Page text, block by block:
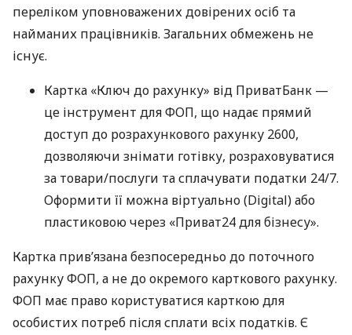
переліком уповноважених довірених осіб та
найманих працівників. Загальних обмежень не
існує.
Картка «Ключ до рахунку» від ПриватБанк —
це інструмент для ФОП, що надає прямий
доступ до розрахункового рахунку 2600,
дозволяючи знімати готівку, розраховуватися
за товари/послуги та сплачувати податки 24/7.
Оформити її можна віртуально (Digital) або
пластиковою через «Приват24 для бізнесу».
Картка прив’язана безпосередньо до поточного
рахунку ФОП, а не до окремого карткового рахунку.
ФОП має право користуватися карткою для
особистих потреб після сплати всіх податків. Є